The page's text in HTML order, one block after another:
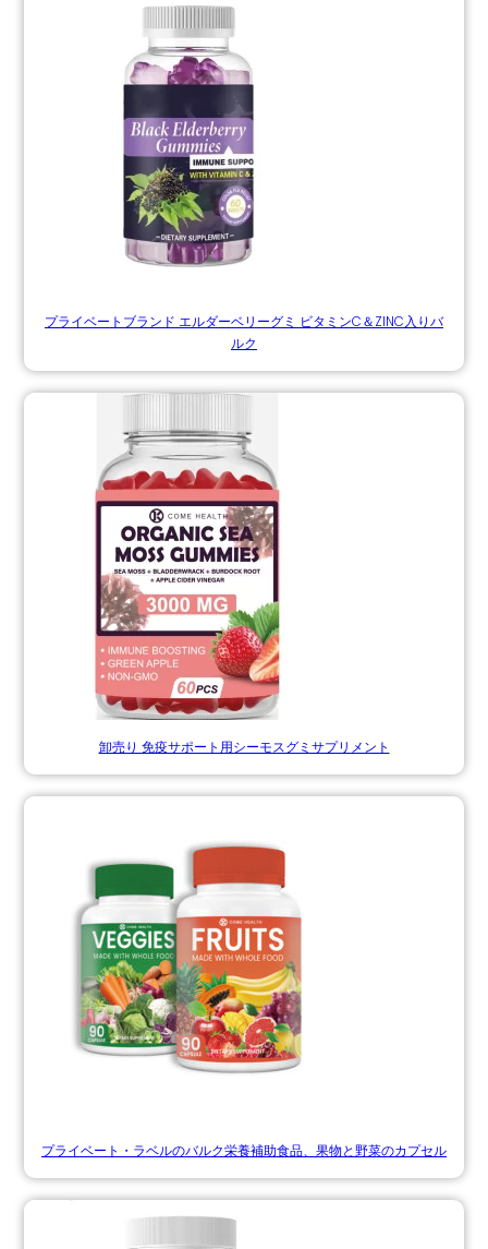
プライベートブランド エルダーベリーグミ ビタミンC＆ZINC入りバ
ルク
卸売り 免疫サポート用シーモスグミサプリメント
プライベート・ラベルのバルク栄養補助食品、果物と野菜のカプセル